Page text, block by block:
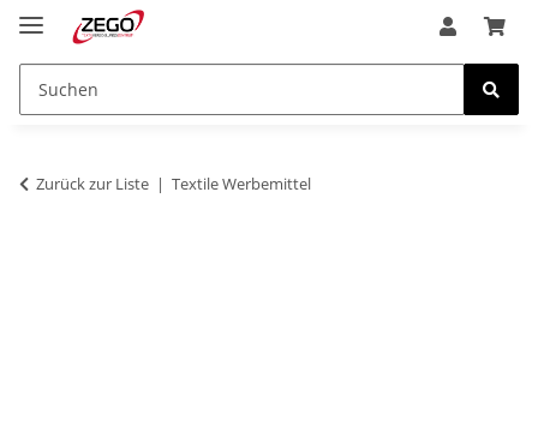
Zurück zur Liste Textile Werbemittel